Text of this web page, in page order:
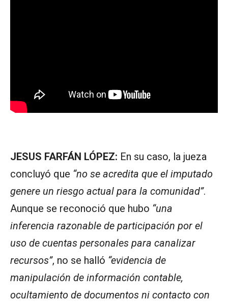
JESUS FARFÁN LÓPEZ: En su caso, la jueza
concluyó que “no se acredita que el imputado
genere un riesgo actual para la comunidad”.
Aunque se reconoció que hubo “una
inferencia razonable de participación por el
uso de cuentas personales para canalizar
recursos”, no se halló “evidencia de
manipulación de información contable,
ocultamiento de documentos ni contacto con